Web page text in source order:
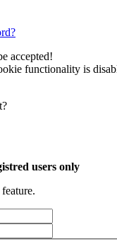
accepted!
functionality is
users only